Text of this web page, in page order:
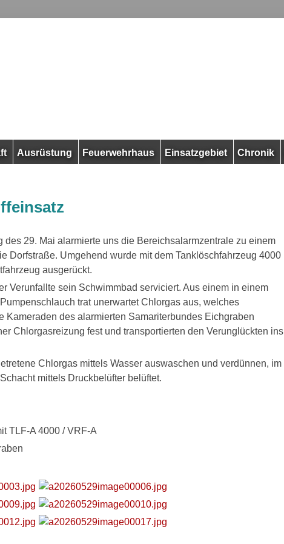
Ausrüstung Feuerwehrhaus Einsatzgebiet Chronik
des 29. Mai alarmierte uns die Bereichsalarmzentrale zu einem
Dorfstraße. Umgehend wurde mit dem Tanklöschfahrzeug 4000
ausgerückt.
Verunfallte sein Schwimmbad serviciert. Aus einem in einem
trat unerwartet Chlorgas aus, welches
Kameraden des alarmierten Samariterbundes Eichgraben
Chlorgasreizung fest und transportierten den Verunglückten ins
Chlorgas mittels Wasser auswaschen und verdünnen, im
mittels Druckbelüfter belüftet.
TLF-A 4000 / VRF-A